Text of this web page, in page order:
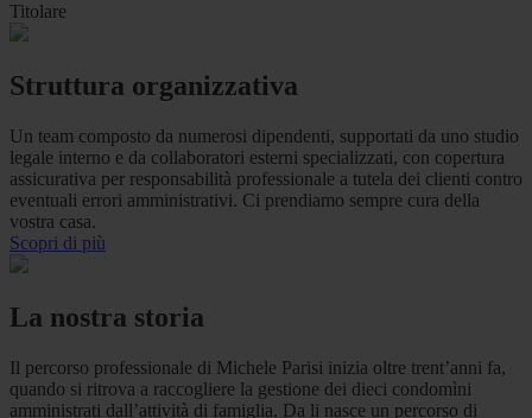
Titolare
Struttura organizzativa
Un team composto da numerosi dipendenti, supportati da uno studio
legale interno e da collaboratori esterni specializzati, con copertura
assicurativa per responsabilità professionale a tutela dei clienti contro
eventuali errori amministrativi. Ci prendiamo sempre cura della
vostra casa.
Scopri di più
La nostra storia
Il percorso professionale di Michele Parisi inizia oltre trent’anni fa,
quando si ritrova a raccogliere la gestione dei dieci condomìni
amministrati dall’attività di famiglia. Da li nasce un percorso di